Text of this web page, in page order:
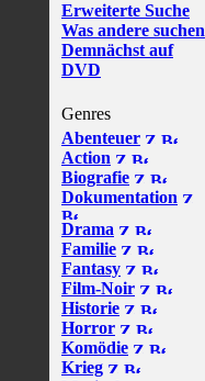
Erweiterte Suche
Was andere suchen
Demnächst auf
DVD
Genres
Abenteuer
Action
Biografie
Dokumentation
Drama
Familie
Fantasy
Film-Noir
Historie
Horror
Komödie
Krieg